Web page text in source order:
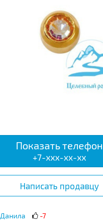
Показать телефон
+7-xxx-xx-xx
Написать продавцу
Данила
-7